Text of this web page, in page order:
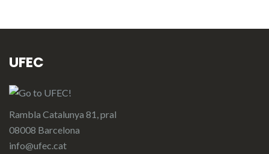
UFEC
Rambla Catalunya 81, pral
08008 Barcelona
info@ufec.cat